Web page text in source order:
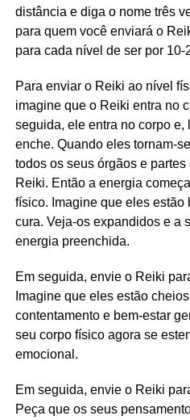
distância e diga o nome três
para quem você enviará o
para cada nível de ser por 10-
Para enviar o Reiki ao nível
imagine que o Reiki entra no
seguida, ele entra no corpo e,
enche. Quando eles tornam-
todos os seus órgãos e
Reiki. Então a energia
físico. Imagine que eles
cura. Veja-os expandidos e a
energia preenchida.
Em seguida, envie o Reiki
Imagine que eles estão
contentamento e bem-estar
seu corpo físico agora se
emocional.
Em seguida, envie o Reiki
Peça que os seus